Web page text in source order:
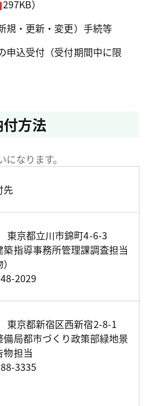
297KB）
規・更新・変更）手続等
申込受付（受付期間中に限
方法
なります。
先
京都立川市錦町4-6-3
築指導事務所管理課調査担当
2029
京都新宿区西新宿2-8-1
備局都市づくり政策部緑地景
物担当
3335